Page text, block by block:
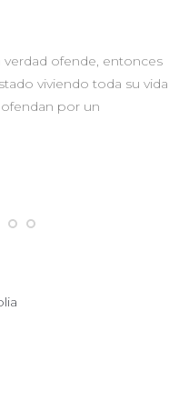
verdad ofende, entonces
viviendo toda su vida
por un